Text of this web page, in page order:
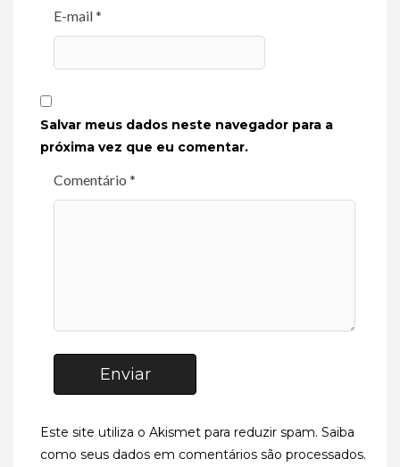
E-mail *
Salvar meus dados neste navegador para a
próxima vez que eu comentar.
Comentário *
Enviar
Este site utiliza o Akismet para reduzir spam. Saiba
como seus dados em comentários são processados.